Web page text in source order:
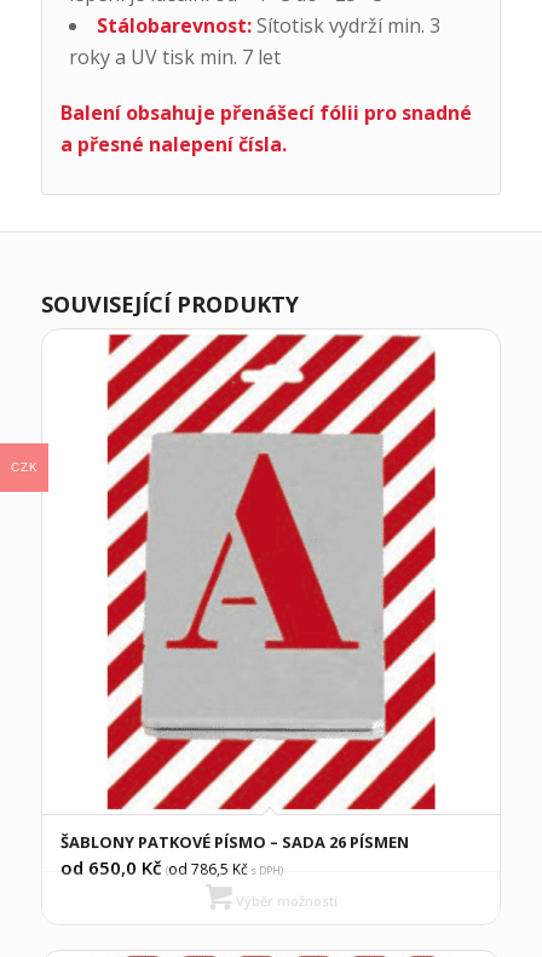
Stálobarevnost:Sítotisk vydrží min. 3
roky a UV tisk min. 7 let
Balení obsahuje přenášecí fólii pro snadné
a přesné nalepení čísla.
SOUVISEJÍCÍ PRODUKTY
ŠABLONY PATKOVÉ PÍSMO – SADA 26 PÍSMEN
od 650,0 Kč (od 786,5 Kčs DPH)
Výběr možností
CZK